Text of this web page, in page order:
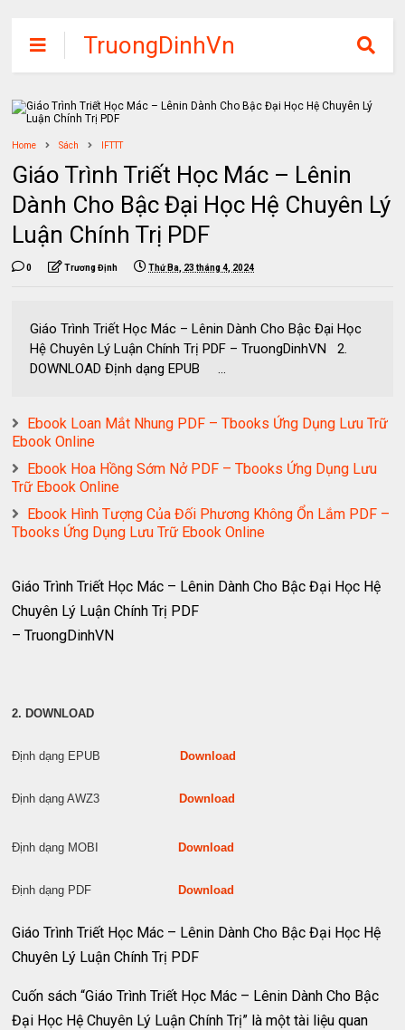
TruongDinhVn
Chia sẽ ebook,
các khóa học,
phần mềm học
tập miễn phí
Home Sách IFTTT
Giáo Trình Triết Học Mác – Lênin
Dành Cho Bậc Đại Học Hệ Chuyên Lý
Luận Chính Trị PDF
0 Trương Định Thứ Ba, 23 tháng 4, 2024
Giáo Trình Triết Học Mác – Lênin Dành Cho Bậc Đại Học
Hệ Chuyên Lý Luận Chính Trị PDF – TruongDinhVN 2.
DOWNLOAD Định dạng EPUB ...
Ebook Loan Mắt Nhung PDF – Tbooks Ứng Dụng Lưu Trữ
Ebook Online
Ebook Hoa Hồng Sớm Nở PDF – Tbooks Ứng Dụng Lưu
Trữ Ebook Online
Ebook Hình Tượng Của Đối Phương Không Ổn Lắm PDF –
Tbooks Ứng Dụng Lưu Trữ Ebook Online
Giáo Trình Triết Học Mác – Lênin Dành Cho Bậc Đại Học Hệ
Chuyên Lý Luận Chính Trị PDF
– TruongDinhVN
2. DOWNLOAD
Định dạng EPUB Download
Định dạng AWZ3 Download
Định dạng MOBI Download
Định dạng PDF Download
Giáo Trình Triết Học Mác – Lênin Dành Cho Bậc Đại Học Hệ
Chuyên Lý Luận Chính Trị PDF
Cuốn sách “Giáo Trình Triết Học Mác – Lênin Dành Cho Bậc
Đại Học Hệ Chuyên Lý Luận Chính Trị” là một tài liệu quan